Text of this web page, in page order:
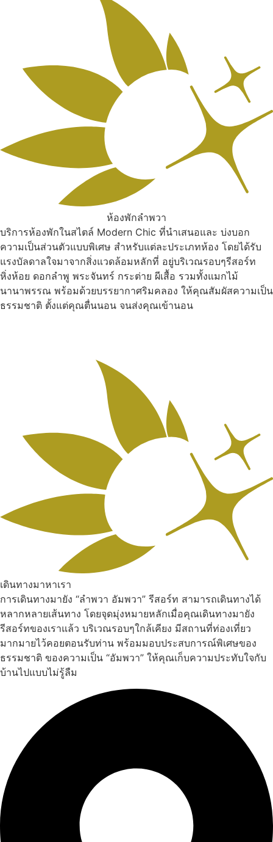
ห้องพักลำพวา
บริการห้องพักในสไตล์ Modern Chic ที่นำเสนอและ บ่งบอก
ความเป็นส่วนตัวแบบพิเศษ สำหรับแต่ละประเภทห้อง โดยได้รับ
แรงบัลดาลใจมาจากสิ่งแวดล้อมหลักที่ อยู่บริเวณรอบๆรีสอร์ท
หิ่งห้อย ดอกลำพู พระจันทร์ กระต่าย ผีเสื้อ รวมทั้งแมกไม้
นานาพรรณ พร้อมด้วยบรรยากาศริมคลอง ให้คุณสัมผัสความเป็น
ธรรมชาติ ตั้งแต่คุณตื่นนอน จนส่งคุณเข้านอน
เดินทางมาหาเรา
การเดินทางมายัง “ลำพวา อัมพวา” รีสอร์ท สามารถเดินทางได้
หลากหลายเส้นทาง โดยจุดมุ่งหมายหลักเมื่อคุณเดินทางมายัง
รีสอร์ทของเราแล้ว บริเวณรอบๆใกล้เคียง มีสถานที่ท่องเที่ยว
มากมายไว้คอยตอนรับท่าน พร้อมมอบประสบการณ์พิเศษของ
ธรรมชาติ ของความเป็น “อัมพวา” ให้คุณเก็บความประทับใจกับ
บ้านไปแบบไม่รู้ลืม